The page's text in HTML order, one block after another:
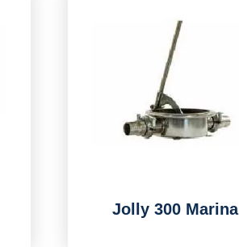
Jolly 300 Marina